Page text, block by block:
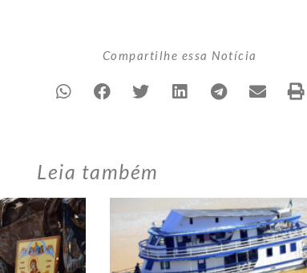
Compartilhe essa Notícia
Leia também